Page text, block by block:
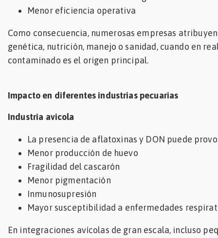
Menor eficiencia operativa
Como consecuencia, numerosas empresas
genética, nutrición, manejo o sanidad, cuando en
contaminado es el origen principal.
Impacto en diferentes industrias pecuarias
Industria avicola
La presencia de aflatoxinas y DON puede
Menor producción de huevo
Fragilidad del cascarón
Menor pigmentación
Inmunosupresión
Mayor susceptibilidad a enfermedades
En integraciones avícolas de gran escala, incluso